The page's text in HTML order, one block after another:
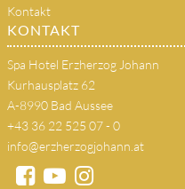
Kontakt
KONTAKT
Spa Hotel Erzherzog Johann
Kurhausplatz 62
A-8990 Bad Aussee
+43 36 22 525 07 - 0
info@erzherzogjohann.at